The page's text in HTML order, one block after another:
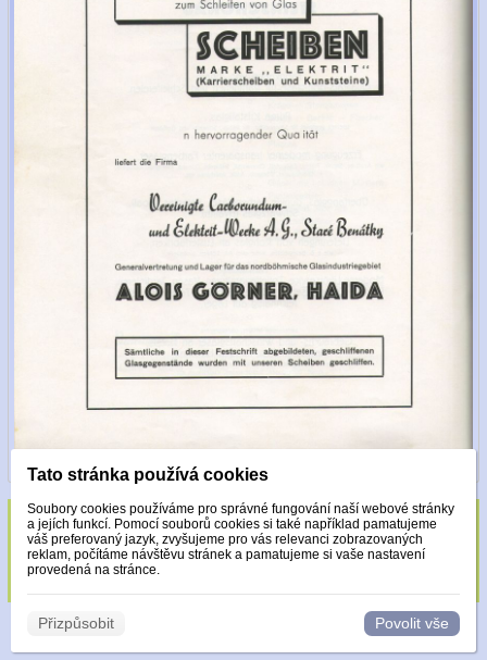
Sklo zdobeno pouze krystaly Made with
Swarovski.
© 2026 WEXBO | www.wexbo.com
Tato stránka používá cookies
Soubory cookies používáme pro správné fungování naší webové stránky
a jejích funkcí. Pomocí souborů cookies si také například pamatujeme
váš preferovaný jazyk, zvyšujeme pro vás relevanci zobrazovaných
reklam, počítáme návštěvu stránek a pamatujeme si vaše nastavení
provedená na stránce.
Přizpůsobit Povolit vše